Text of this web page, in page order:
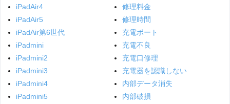
iPadAir4
iPadAir5
iPadAir第6世代
iPadmini
iPadmini2
iPadmini3
iPadmini4
iPadmini5
修理料金
修理時間
充電ポート
充電不良
充電口修理
充電器を認識しない
内部データ消失
内部破損